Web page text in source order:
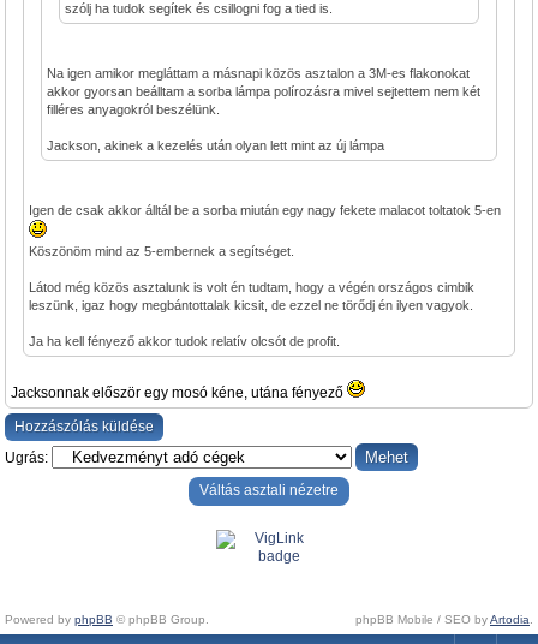
szólj ha tudok segítek és csillogni fog a tied is.
Na igen amikor megláttam a másnapi közös asztalon a 3M-es flakonokat
akkor gyorsan beálltam a sorba lámpa polírozásra mivel sejtettem nem két
filléres anyagokról beszélünk.
Jackson, akinek a kezelés után olyan lett mint az új lámpa
Igen de csak akkor álltál be a sorba miután egy nagy fekete malacot toltatok 5-en
Köszönöm mind az 5-embernek a segítséget.
Látod még közös asztalunk is volt én tudtam, hogy a végén országos cimbik
leszünk, igaz hogy megbántottalak kicsit, de ezzel ne törődj én ilyen vagyok.
Ja ha kell fényező akkor tudok relatív olcsót de profit.
Jacksonnak először egy mosó kéne, utána fényező
Hozzászólás küldése
Ugrás:
Váltás asztali nézetre
Powered by phpBB © phpBB Group. phpBB Mobile / SEO byArtodia.